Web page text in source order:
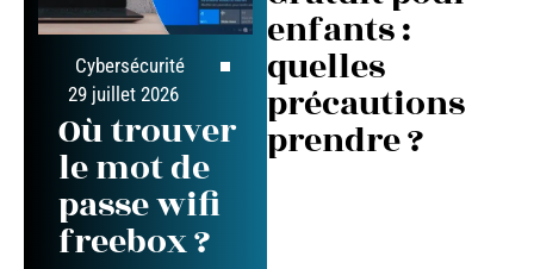
Cybersécurité
29 juillet 2026
Où trouver
le mot de
passe wifi
freebox ?
enfants :
quelles
précautions
prendre ?